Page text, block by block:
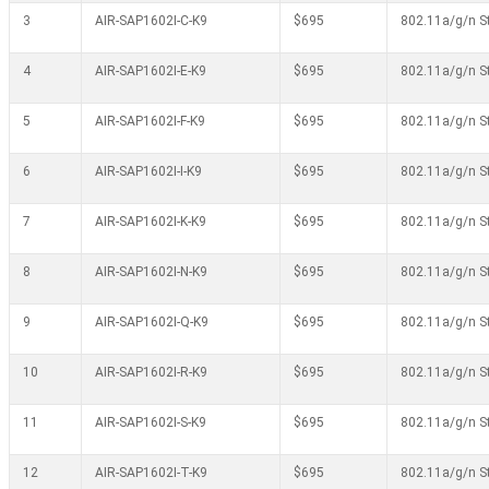
3 AIR-SAP1602I-C-K9 $695 802.11a/g/n
4 AIR-SAP1602I-E-K9 $695 802.11a/g/n
5 AIR-SAP1602I-F-K9 $695 802.11a/g/n
6 AIR-SAP1602I-I-K9 $695 802.11a/g/n
7 AIR-SAP1602I-K-K9 $695 802.11a/g/n
8 AIR-SAP1602I-N-K9 $695 802.11a/g/n
9 AIR-SAP1602I-Q-K9 $695 802.11a/g/n
10 AIR-SAP1602I-R-K9 $695 802.11a/g/n
11 AIR-SAP1602I-S-K9 $695 802.11a/g/n
12 AIR-SAP1602I-T-K9 $695 802.11a/g/n